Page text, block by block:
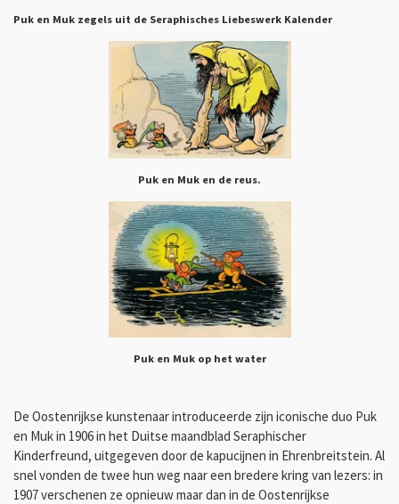
Puk en Muk zegels uit de Seraphisches Liebeswerk Kalender
Puk en Muk en de reus.
Puk en Muk op het water
De Oostenrijkse kunstenaar introduceerde zijn iconische duo Puk
en Muk in 1906 in het Duitse maandblad Seraphischer
Kinderfreund, uitgegeven door de kapucijnen in Ehrenbreitstein. Al
snel vonden de twee hun weg naar een bredere kring van lezers: in
1907 verschenen ze opnieuw maar dan in de Oostenrijkse